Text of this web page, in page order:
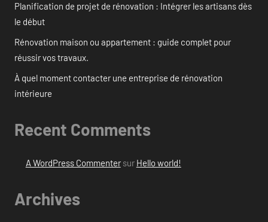
Planification de projet de rénovation : Intégrer les artisans dès
le début
Rénovation maison ou appartement : guide complet pour
réussir vos travaux.
À quel moment contacter une entreprise de rénovation
intérieure
Recent Comments
A WordPress Commentersur Hello world!
Archives